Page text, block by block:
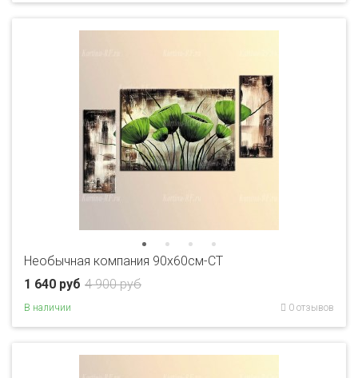
Необычная компания 90x60см-CT
4 900 руб
1 640 руб
В наличии 0 отзывов